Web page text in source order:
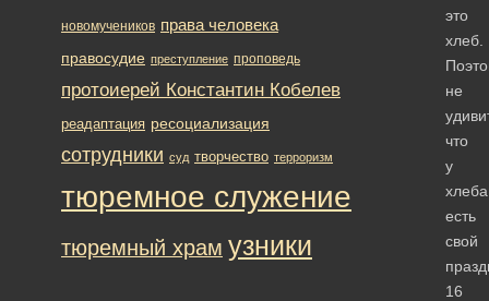
это
хлеб.
не
что
у
хлеба
есть
свой
16
новомучеников права человека
правосудие преступление проповедь
протоиерей Константин Кобелев
реадаптация ресоциализация
сотрудники суд творчество терроризм
тюремное служение
тюремный храм узники